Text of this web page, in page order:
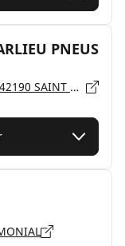
PNEUS
104 Imp C Colomb - ZA Pont de Tigny, 42190 SAINT NIZIER SOUS CHARLIEU